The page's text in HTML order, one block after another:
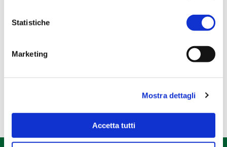
Statistiche
Marketing
Mostra dettagli
Accetta tutti
Regali esclusivi
Regali PASQUA